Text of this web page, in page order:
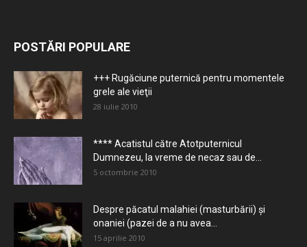
POSTĂRI POPULARE
+++ Rugăciune puternică pentru momentele
grele ale vieţii
28 iulie 2010
**** Acatistul către Atotputernicul
Dumnezeu, la vreme de necaz sau de...
5 octombrie 2010
Despre păcatul malahiei (masturbării) şi
onaniei (pazei de a nu avea...
15 aprilie 2010